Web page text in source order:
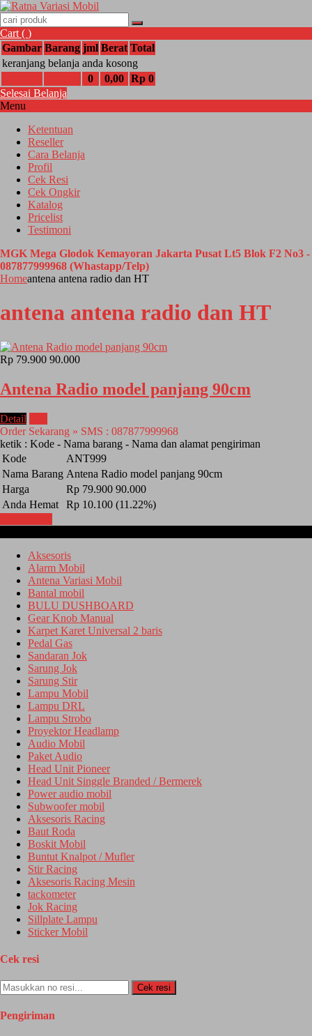
Cart ( )
Gambar Barang jml Berat Total
keranjang belanja anda kosong
0
0,00 Rp 0
Selesai Belanja
Menu
Ketentuan
Reseller
Cara Belanja
Profil
Cek Resi
Cek Ongkir
Katalog
Pricelist
Testimoni
MGK Mega Glodok Kemayoran Jakarta Pusat Lt5 Blok F2 No3 -
087877999968 (Whastapp/Telp)
Homeantena antena radio dan HT
antena antena radio dan HT
Rp 79.900 90.000
Antena Radio model panjang 90cm
Detail
Order Sekarang » SMS : 087877999968
ketik : Kode - Nama barang - Nama dan alamat pengiriman
Kode
ANT999
Nama Barang Antena Radio model panjang 90cm
Harga
Rp 79.900 90.000
Anda Hemat
Rp 10.100 (11.22%)
Aksesoris
Alarm Mobil
Antena Variasi Mobil
Bantal mobil
BULU DUSHBOARD
Gear Knob Manual
Karpet Karet Universal 2 baris
Pedal Gas
Sandaran Jok
Sarung Jok
Sarung Stir
Lampu Mobil
Lampu DRL
Lampu Strobo
Proyektor Headlamp
Audio Mobil
Paket Audio
Head Unit Pioneer
Head Unit Singgle Branded / Bermerek
Power audio mobil
Subwoofer mobil
Aksesoris Racing
Baut Roda
Boskit Mobil
Buntut Knalpot / Mufler
Stir Racing
Aksesoris Racing Mesin
tackometer
Jok Racing
Sillplate Lampu
Sticker Mobil
Cek resi
Cek resi
Pengiriman